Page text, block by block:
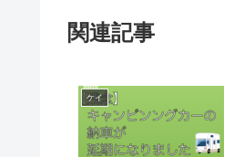
関連記事
ケイ